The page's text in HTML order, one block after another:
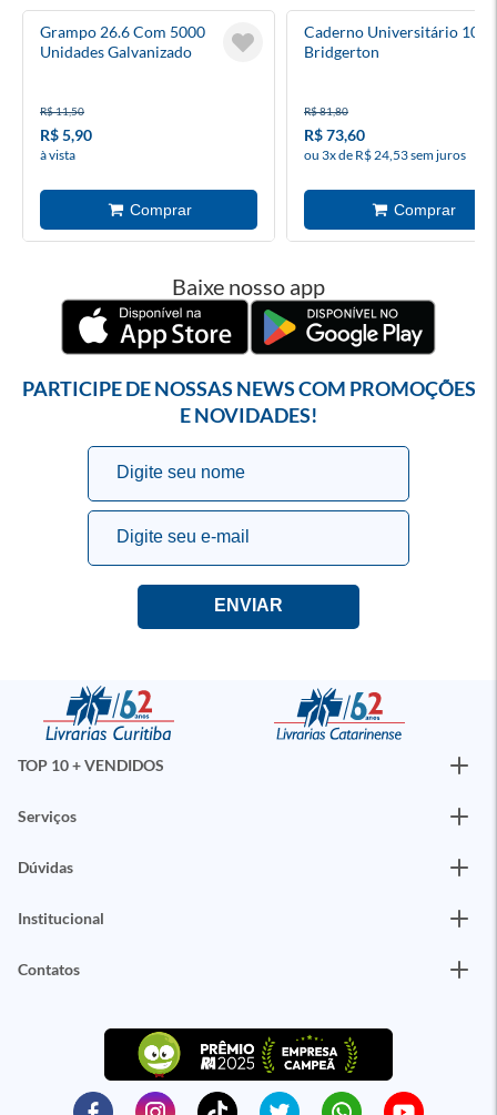
Grampo 26.6 Com 5000
Unidades Galvanizado
R$ 11,50
R$ 5,90
à vista
Caderno Universitário 10x1
Bridgerton
R$ 81,80
R$ 73,60
ou 3x de R$ 24,53 sem juros
Baixe nosso app
PARTICIPE DE NOSSAS NEWS COM PROMOÇÕES
E NOVIDADES!
TOP 10 + VENDIDOS
Serviços
Dúvidas
Institucional
Contatos